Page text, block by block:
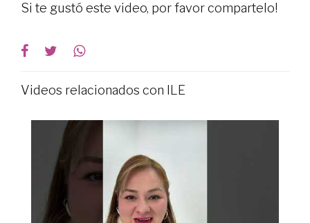
Si te gustó este video, por favor compartelo!
Videos relacionados con ILE